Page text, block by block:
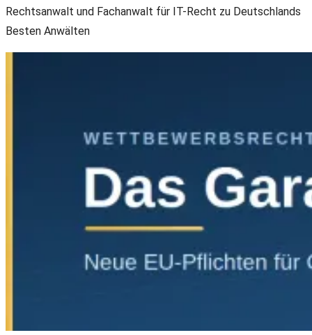
Rechtsanwalt und Fachanwalt für IT-Recht zu Deutschlands
Besten Anwälten